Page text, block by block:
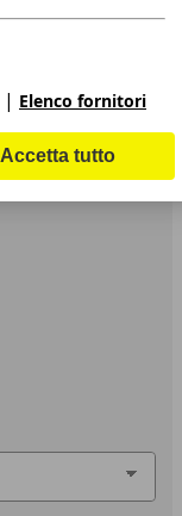
| Elenco fornitori
Accetta tutto